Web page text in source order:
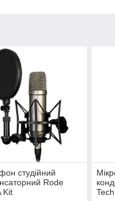
студійний
Rode
Kit